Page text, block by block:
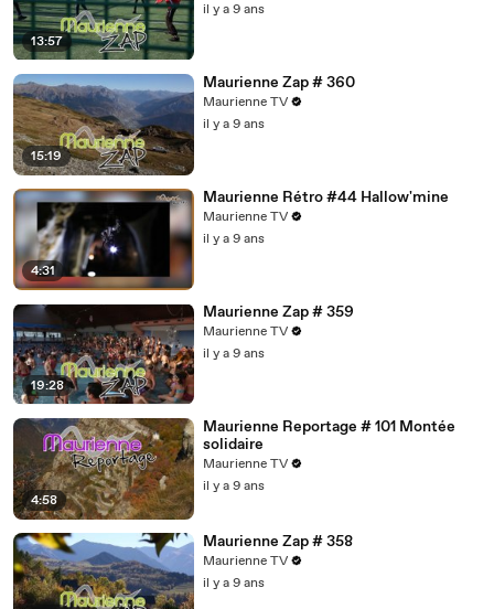
13:57
il y a 9 ans
15:19
Maurienne Zap # 360
Maurienne TV
il y a 9 ans
4:31
Maurienne Rétro #44 Hallow'mine
Maurienne TV
il y a 9 ans
19:28
Maurienne Zap # 359
Maurienne TV
il y a 9 ans
4:58
Maurienne Reportage # 101 Montée
solidaire
Maurienne TV
il y a 9 ans
Maurienne Zap # 358
Maurienne TV
il y a 9 ans